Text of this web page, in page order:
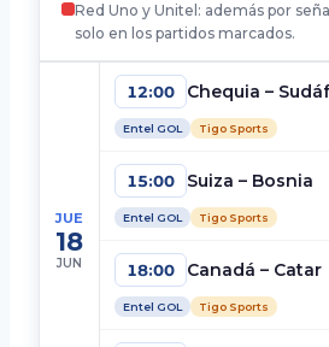
Red Uno y Unitel: además por
solo en los partidos marcados.
JUE
18
JUN
12:00 Chequia –
Entel GOL Tigo Sports
15:00 Suiza – Bosnia
Entel GOL Tigo Sports
18:00 Canadá – Catar
Entel GOL Tigo Sports